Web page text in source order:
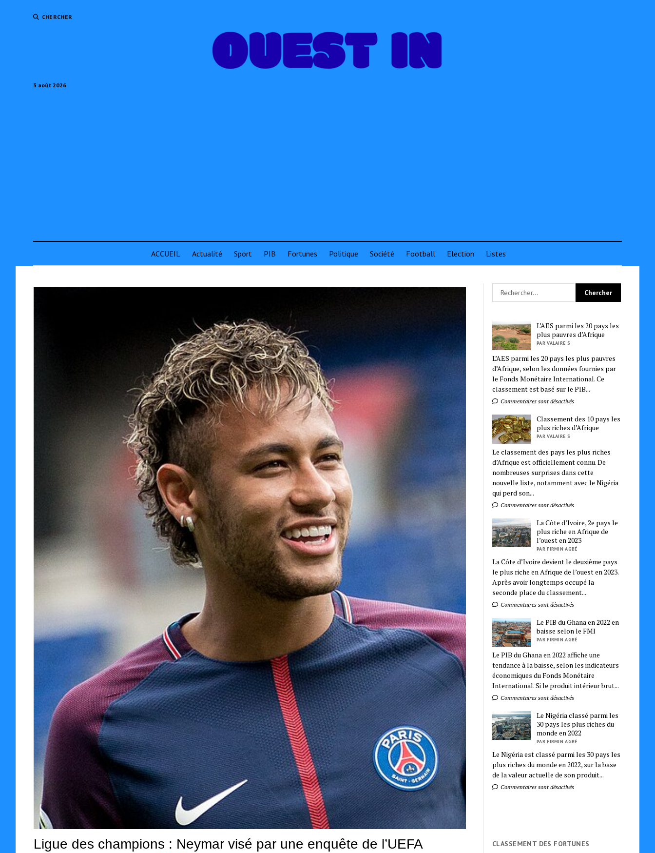
CHERCHER
3 août 2026
ACCUEIL Actualité Sport PIB Fortunes Politique Société Football Election Listes
Ligue des champions : Neymar visé par une enquête de l’UEFA
L’AES parmi les 20 pays les
plus pauvres d’Afrique
PAR VALAIRE S
L’AES parmi les 20 pays les plus pauvres
d’Afrique, selon les données fournies par
le Fonds Monétaire International. Ce
classement est basé sur le PIB...
Commentaires sont désactivés
Classement des 10 pays les
plus riches d’Afrique
PAR VALAIRE S
Le classement des pays les plus riches
d’Afrique est officiellement connu. De
nombreuses surprises dans cette
nouvelle liste, notamment avec le Nigéria
qui perd son...
Commentaires sont désactivés
La Côte d’Ivoire, 2e pays le
plus riche en Afrique de
l’ouest en 2023
PAR FIRMIN AGBÉ
La Côte d’Ivoire devient le deuxième pays
le plus riche en Afrique de l’ouest en 2023.
Après avoir longtemps occupé la
seconde place du classement...
Commentaires sont désactivés
Le PIB du Ghana en 2022 en
baisse selon le FMI
PAR FIRMIN AGBÉ
Le PIB du Ghana en 2022 affiche une
tendance à la baisse, selon les indicateurs
économiques du Fonds Monétaire
International. Si le produit intérieur brut...
Commentaires sont désactivés
Le Nigéria classé parmi les
30 pays les plus riches du
monde en 2022
PAR FIRMIN AGBÉ
Le Nigéria est classé parmi les 30 pays les
plus riches du monde en 2022, sur la base
de la valeur actuelle de son produit...
Commentaires sont désactivés
CLASSEMENT DES FORTUNES